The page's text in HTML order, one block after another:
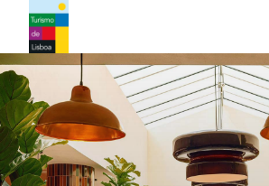
Logo do Turismo de Lisboa